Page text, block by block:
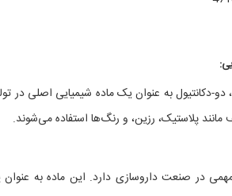
دکانتیول به عنوان یک ماده شیمیایی اصلی در
مانند پلاستیک، رزین، و رنگ‌ها استفاده می‌شوند.
در صنعت داروسازی دارد. این ماده به